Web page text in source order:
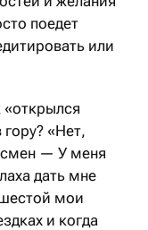
поедет
или
«открылся
«Нет,
— У меня
дать мне
мои
и когда